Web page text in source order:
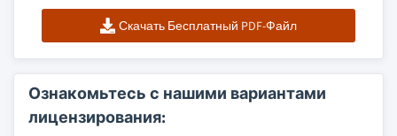
Скачать Бесплатный PDF-Файл
Ознакомьтесь с нашими вариантами
лицензирования: